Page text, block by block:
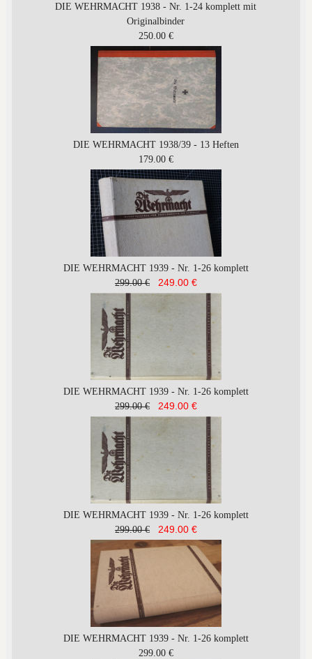
DIE WEHRMACHT 1938 - Nr. 1-24 komplett mit
Originalbinder
250.00 €
DIE WEHRMACHT 1938/39 - 13 Heften
179.00 €
DIE WEHRMACHT 1939 - Nr. 1-26 komplett
299.00 €
249.00 €
DIE WEHRMACHT 1939 - Nr. 1-26 komplett
299.00 €
249.00 €
DIE WEHRMACHT 1939 - Nr. 1-26 komplett
299.00 €
249.00 €
DIE WEHRMACHT 1939 - Nr. 1-26 komplett
299.00 €